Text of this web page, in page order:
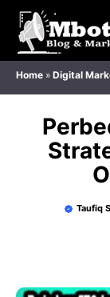
Langsung
Home » Digital
Marketing Iklan
Taufiq